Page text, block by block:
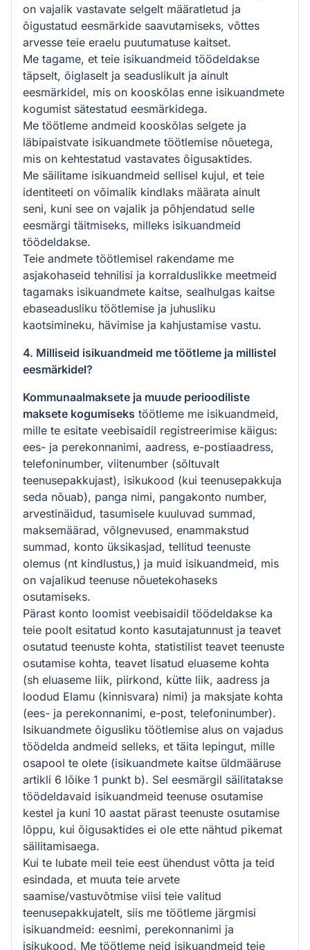
on vajalik vastavate selgelt määratletud ja
õigustatud eesmärkide saavutamiseks, võttes
arvesse teie eraelu puutumatuse kaitset.
Me tagame, et teie isikuandmeid töödeldakse
täpselt, õiglaselt ja seaduslikult ja ainult
eesmärkidel, mis on kooskõlas enne isikuandmete
kogumist sätestatud eesmärkidega.
Me töötleme andmeid kooskõlas selgete ja
läbipaistvate isikuandmete töötlemise nõuetega,
mis on kehtestatud vastavates õigusaktides.
Me säilitame isikuandmeid sellisel kujul, et teie
identiteeti on võimalik kindlaks määrata ainult
seni, kuni see on vajalik ja põhjendatud selle
eesmärgi täitmiseks, milleks isikuandmeid
töödeldakse.
Teie andmete töötlemisel rakendame me
asjakohaseid tehnilisi ja korralduslikke meetmeid
tagamaks isikuandmete kaitse, sealhulgas kaitse
ebaseadusliku töötlemise ja juhusliku
kaotsimineku, hävimise ja kahjustamise vastu.
4. Milliseid isikuandmeid me töötleme ja millistel
eesmärkidel?
Kommunaalmaksete ja muude perioodiliste
maksete kogumiseks töötleme me isikuandmeid,
mille te esitate veebisaidil registreerimise käigus:
ees- ja perekonnanimi, aadress, e-postiaadress,
telefoninumber, viitenumber (sõltuvalt
teenusepakkujast), isikukood (kui teenusepakkuja
seda nõuab), panga nimi, pangakonto number,
arvestinäidud, tasumisele kuuluvad summad,
maksemäärad, võlgnevused, enammakstud
summad, konto üksikasjad, tellitud teenuste
olemus (nt kindlustus,) ja muid isikuandmeid, mis
on vajalikud teenuse nõuetekohaseks
osutamiseks.
Pärast konto loomist veebisaidil töödeldakse ka
teie poolt esitatud konto kasutajatunnust ja teavet
osutatud teenuste kohta, statistilist teavet teenuste
osutamise kohta, teavet lisatud eluaseme kohta
(sh eluaseme liik, piirkond, kütte liik, aadress ja
loodud Elamu (kinnisvara) nimi) ja maksjate kohta
(ees- ja perekonnanimi, e-post, telefoninumber).
Isikuandmete õigusliku töötlemise alus on vajadus
töödelda andmeid selleks, et täita lepingut, mille
osapool te olete (isikuandmete kaitse üldmääruse
artikli 6 lõike 1 punkt b). Sel eesmärgil säilitatakse
töödeldavaid isikuandmeid teenuse osutamise
kestel ja kuni 10 aastat pärast teenuste osutamise
lõppu, kui õigusaktides ei ole ette nähtud pikemat
säilitamisaega.
Kui te lubate meil teie eest ühendust võtta ja teid
esindada, et muuta teie arvete
saamise/vastuvõtmise viisi teie valitud
teenusepakkujatelt, siis me töötleme järgmisi
isikuandmeid: eesnimi, perekonnanimi ja
isikukood. Me töötleme neid isikuandmeid teie